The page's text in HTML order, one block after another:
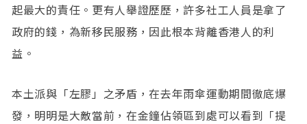
起最大的責任。更有人舉證歷歷，許多社工人員是拿了
政府的錢，為新移民服務，因此根本背離香港人的利
益。
本土派與「左膠」之矛盾，在去年雨傘運動期間徹底爆
發，明明是大敵當前，在金鐘佔領區到處可以看到「提